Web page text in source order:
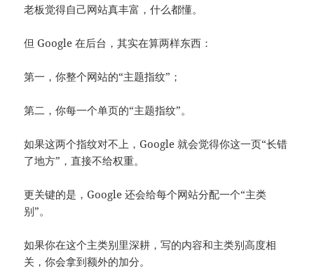
老板觉得自己网站真丰富，什么都懂。
但 Google 在后台，其实在算两样东西：
第一，你整个网站的“主题指纹”；
第二，你每一个单页的“主题指纹”。
如果这两个指纹对不上，Google 就会觉得你这一页“长错
了地方”，直接不给权重。
更关键的是，Google 还会给每个网站分配一个“主类
别”。
如果你在这个主类别里深耕，写的内容和主类别高度相
关，你会拿到额外的加分。